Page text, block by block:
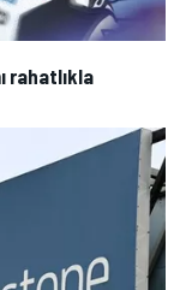
rahatlıkla